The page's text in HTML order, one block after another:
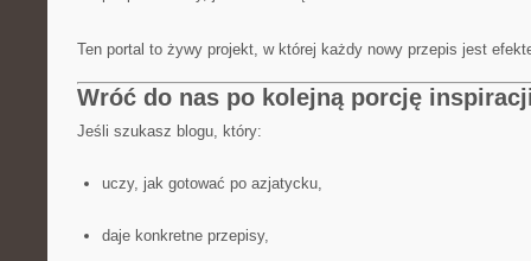
Ten portal to żywy projekt, w której każdy nowy przepis jest
Wróć do nas po kolejną porcję
Jeśli szukasz blogu, który:
uczy, jak gotować po azjatycku,
daje konkretne przepisy,